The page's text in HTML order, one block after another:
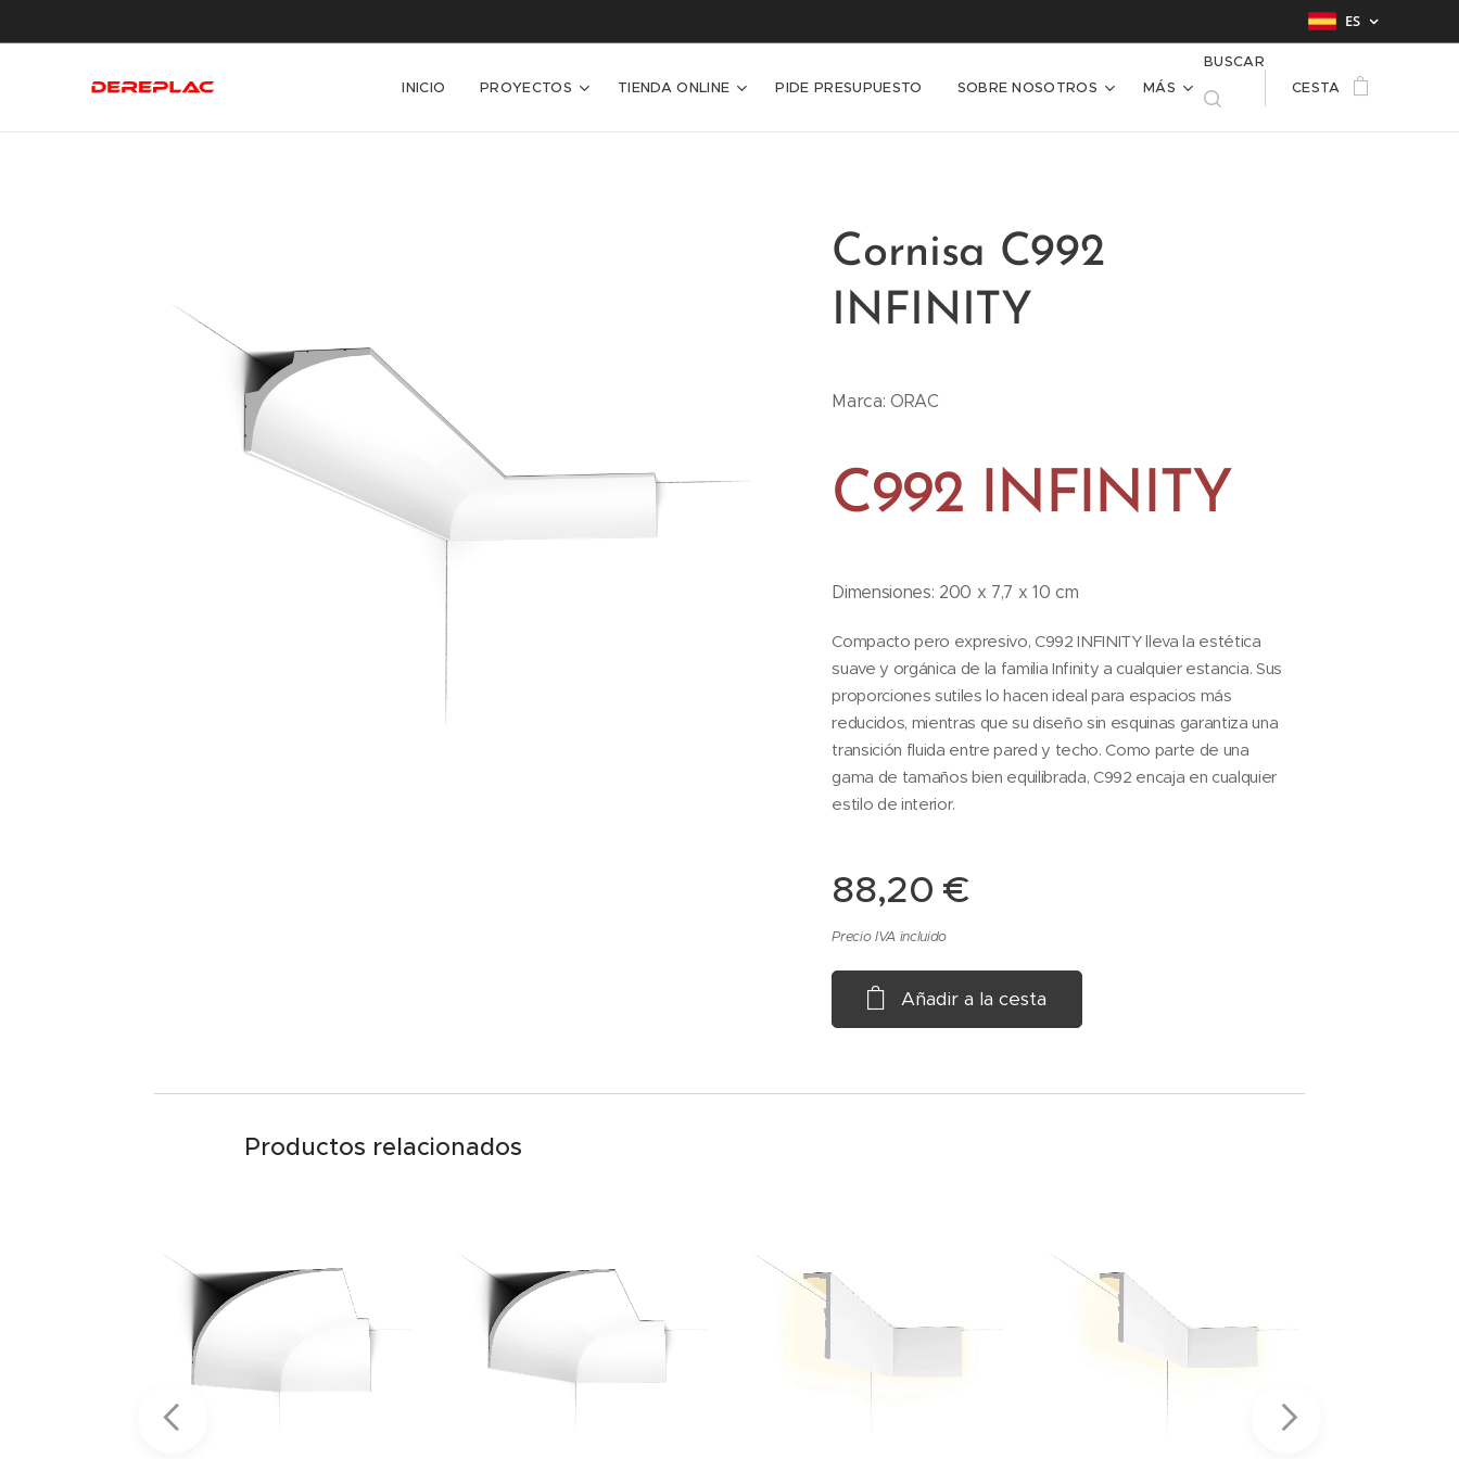
ES
INICIO PROYECTOS TIENDA ONLINE PIDE PRESUPUESTO SOBRE NOSOTROS MÁS
BUSCAR
CESTA
Cornisa C992
INFINITY
Marca: ORAC
C992 INFINITY
Dimensiones: 200 x 7,7 x 10 cm
Compacto pero expresivo, C992 INFINITY lleva la estética
suave y orgánica de la familia Infinity a cualquier estancia. Sus
proporciones sutiles lo hacen ideal para espacios más
reducidos, mientras que su diseño sin esquinas garantiza una
transición fluida entre pared y techo. Como parte de una
gama de tamaños bien equilibrada, C992 encaja en cualquier
estilo de interior.
88,20 €
Precio IVA incluido
Añadir a la cesta
Productos relacionados